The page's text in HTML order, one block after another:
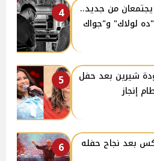
4
من جديد..
لولاك" و"جواك
5
شيرين بعد حفل
إنجاز
6
بعد نجاح حفله